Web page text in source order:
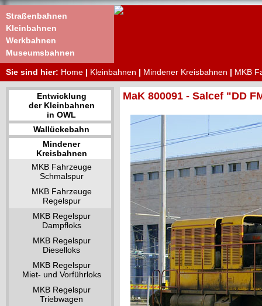
Straßenbahnen
Kleinbahnen
Werkbahnen
Museumsbahnen
Sie sind hier: Home | Kleinbahnen | Mindener Kreisbahnen | MKB
Entwicklung
der Kleinbahnen
in OWL
Wallückebahn
Mindener
Kreisbahnen
MKB Fahrzeuge
Schmalspur
MKB Fahrzeuge
Regelspur
MKB Regelspur
Dampfloks
MKB Regelspur
Dieselloks
MKB Regelspur
Miet- und Vorführloks
MKB Regelspur
Triebwagen
MaK 800091 - Salcef "DD